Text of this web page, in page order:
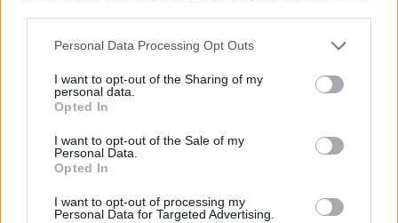
Personal Data Processing Opt Outs
I want to opt-out of the Sharing of my
personal data.
Opted In
I want to opt-out of the Sale of my
Personal Data.
Opted In
I want to opt-out of processing my
Personal Data for Targeted Advertising.
EkoList: Proč se podle Vás Spojené státy snažily vyhýbat
plánu?
Především mám pocit, že USA nehrály na Summitu zdaleka
tak destruktivní roli, jaká je jim v četných komentářích
přisuzována. Odpor USA vůči konkrétním závazkům lze
administrativy USA k multilaterálním mechanismům,
neméně důležité ale byly racionální argumenty USA,
poukazující na notorické neplnění takových závazků (viz
výše), pokud není jasně stanoveno "kdo kdy co udělá",
popřípadě na jejich vědeckou nejasnost a nepodloženost.